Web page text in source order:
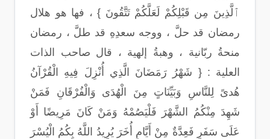
ٱلَّذِينَ مِن قَبْلِكُمْ لَعَلَّكُمْ تَتَّقُونَ } ، فها هو هلال
رمضان قد حلَّ ، ووجه سعدِهِ قد طلَّ ، رمضان
منحةُ ربّانية ، وهبةُ إلهية ، قال صاحب الذات
العلية : { شَهْرُ رَمَضَانَ الَّذِي أُنْزِلَ فِيهِ الْقُرْآنُ
هُدىً لِلنَّاسِ وَبَيِّنَاتٍ مِنَ الْهُدَى وَالْفُرْقَانِ فَمَنْ
شَهِدَ مِنْكُمُ الشَّهْرَ فَلْيَصُمْهُ وَمَنْ كَانَ مَرِيضًا أَوْ
عَلَى سَفَرٍ فَعِدَّةٌ مِنْ أَيَّامٍ أُخَرَ يُرِيدُ اللَّهُ بِكُمُ الْيُسْرَ